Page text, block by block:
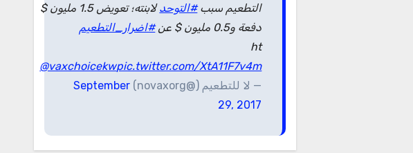
التطعيم سبب#التوحد
لابنته؛ تعويض 1.5 مليون $
دفعة و0.5 مليون $ عن
#اضرار_التطعيم
ht
@vaxchoicekwpic.twitter.com/XtA11F7v4m
— لا للتطعيم (@novaxorg)
September
29, 2017